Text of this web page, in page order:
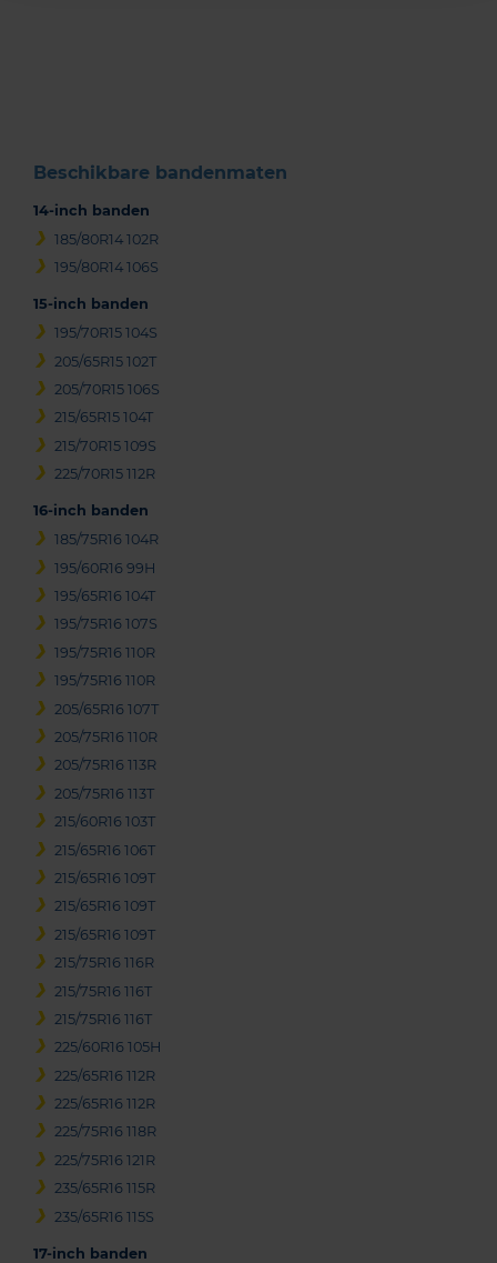
Beschikbare bandenmaten
14-inch banden
185/80R14 102R
195/80R14 106S
15-inch banden
195/70R15 104S
205/65R15 102T
205/70R15 106S
215/65R15 104T
215/70R15 109S
225/70R15 112R
16-inch banden
185/75R16 104R
195/60R16 99H
195/65R16 104T
195/75R16 107S
195/75R16 110R
195/75R16 110R
205/65R16 107T
205/75R16 110R
205/75R16 113R
205/75R16 113T
215/60R16 103T
215/65R16 106T
215/65R16 109T
215/65R16 109T
215/65R16 109T
215/75R16 116R
215/75R16 116T
215/75R16 116T
225/60R16 105H
225/65R16 112R
225/65R16 112R
225/75R16 118R
225/75R16 121R
235/65R16 115R
235/65R16 115S
17-inch banden